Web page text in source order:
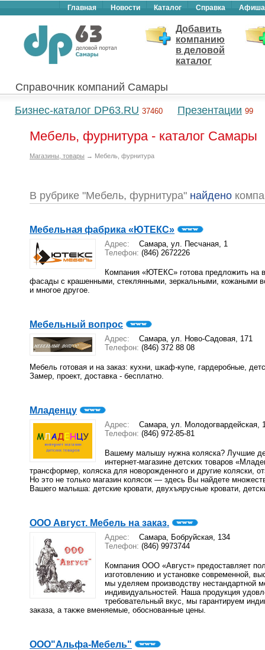
Главная Новости Каталог Справка Афиша
Добавить
компанию
в деловой
каталог
Справочник компаний Самары
Бизнес-каталог DP63.RU 37460 Презентации 99
Мебель, фурнитура - каталог Самары
Магазины, товары → Мебель, фурнитура
В рубрике "Мебель, фурнитура" найдено
Мебельная фабрика «ЮТЕКС»
Адрес:
Самара, ул. Песчаная, 1
Телефон: (846) 2672226
Компания «ЮТЕКС» готова предложить на
фасады с крашенными, стеклянными, зеркальными, кожаными
и многое другое.
Мебельный вопрос
Адрес:
Самара, ул. Ново-Садовая, 171
Телефон: (846) 372 88 08
Мебель готовая и на заказ: кухни, шкаф-купе, гардеробные,
Замер, проект, доставка - бесплатно.
Младенцу
Адрес:
Самара, ул. Молодогвардейская,
Телефон: (846) 972-85-81
Вашему малышу нужна коляска? Лучшие
интернет-магазине детских товаров
трансформер, коляска для новорожденного и другие коляски,
Но это не только магазин колясок — здесь Вы найдете
Вашего малыша: детские кровати, двухъярусные кровати,
ООО Август. Мебель на заказ.
Адрес:
Самара, Бобруйская, 134
Телефон: (846) 9973744
Компания ООО «Август» предоставляет
изготовлению и установке современной,
мы уделяем производству нестандартной
индивидуальностей. Наша продукция
требовательный вкус, мы гарантируем
заказа, а также вменяемые, обоснованные цены.
ООО"Альфа-Мебель"